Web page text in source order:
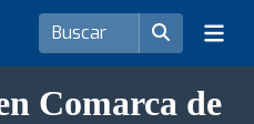
Comarca de